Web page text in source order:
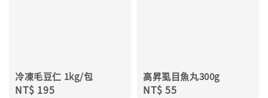
冷凍毛豆仁 1kg/包
Regular
NT$ 195
高昇虱目魚丸300g
Regular
NT$ 55